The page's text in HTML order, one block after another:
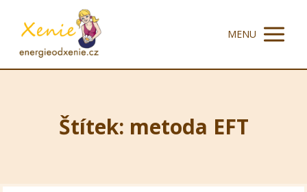
MENU
Štítek: metoda EFT